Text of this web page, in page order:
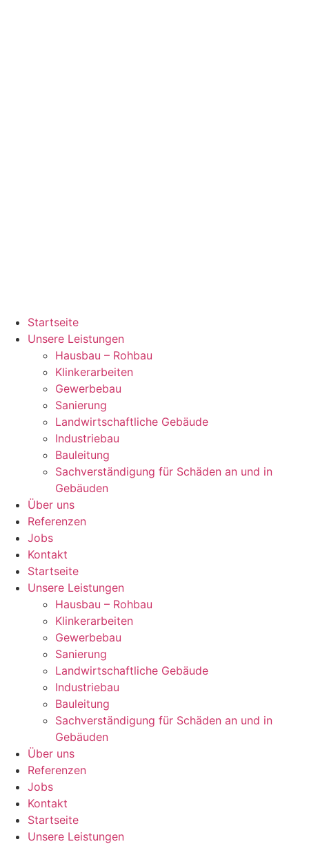
Startseite
Unsere Leistungen
Hausbau – Rohbau
Klinkerarbeiten
Gewerbebau
Sanierung
Landwirtschaftliche Gebäude
Industriebau
Bauleitung
Sachverständigung für Schäden an und in
Gebäuden
Über uns
Referenzen
Jobs
Kontakt
Startseite
Unsere Leistungen
Hausbau – Rohbau
Klinkerarbeiten
Gewerbebau
Sanierung
Landwirtschaftliche Gebäude
Industriebau
Bauleitung
Sachverständigung für Schäden an und in
Gebäuden
Über uns
Referenzen
Jobs
Kontakt
Startseite
Unsere Leistungen